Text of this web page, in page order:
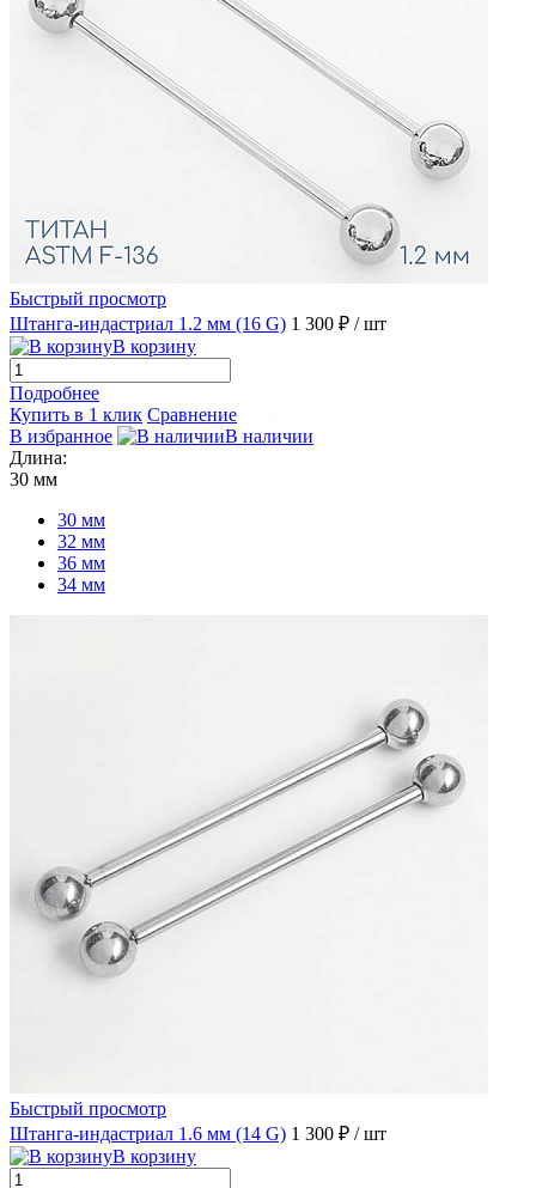
Быстрый просмотр
Штанга-индастриал 1.2 мм (16 G) 1 300 ₽ / шт
В корзину
Подробнее
Купить в 1 клик Сравнение
В избранное
В наличии
Длина:
30 мм
30 мм
32 мм
36 мм
34 мм
Быстрый просмотр
Штанга-индастриал 1.6 мм (14 G) 1 300 ₽ / шт
В корзину